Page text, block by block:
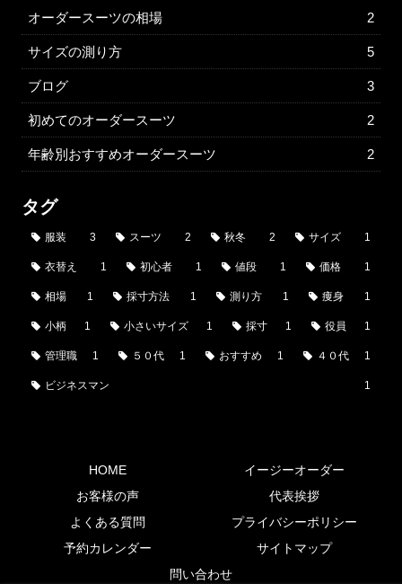
オーダースーツの相場 2
サイズの測り方 5
ブログ 3
初めてのオーダースーツ 2
年齢別おすすめオーダースーツ 2
タグ
服装 3 スーツ 2 秋冬 2 サイズ 1
衣替え 1 初心者 1 値段 1 価格 1
相場 1 採寸方法 1 測り方 1 痩身 1
小柄 1 小さいサイズ 1 採寸 1 役員 1
管理職 1 ５０代 1 おすすめ 1 ４０代 1
ビジネスマン 1
HOME
イージーオーダー
お客様の声
代表挨拶
よくある質問
プライバシーポリシー
予約カレンダー
サイトマップ
問い合わせ